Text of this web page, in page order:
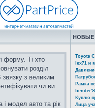
НОВЫЕ
форму. Ті хто
розділ
з великим
чи ви
і модел авто та рік
Toyota
lex71 и
Рамка
Куплю
Лица